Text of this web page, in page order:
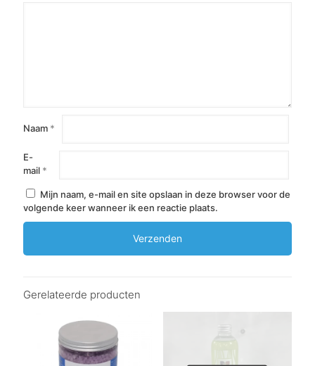
Naam *
E-
mail *
Mijn naam, e-mail en site opslaan in deze browser voor de
volgende keer wanneer ik een reactie plaats.
Gerelateerde producten